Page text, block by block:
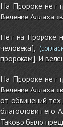
На Пророке нет
Веление Аллаха
Нет на Пророке
человека],
пророкам]. И
На Пророке нет
Веление Аллаха
от обвинений
благословит его
Таково было